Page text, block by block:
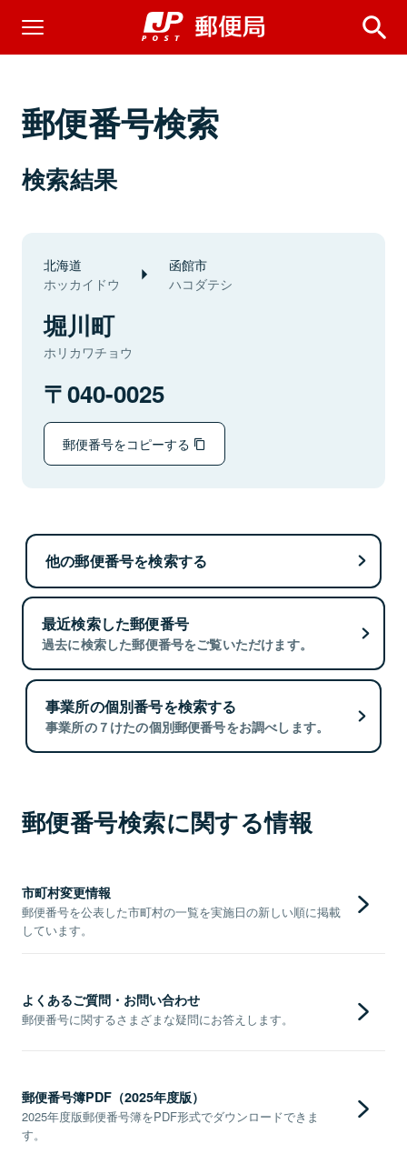
郵便番号検索
検索結果
北海道
ホッカイドウ
函館市
ハコダテシ
堀川町
ホリカワチョウ
040-0025
郵便番号をコピーする
他の郵便番号を検索する
最近検索した郵便番号
過去に検索した郵便番号をご覧いただけます。
事業所の個別番号を検索する
事業所の７けたの個別郵便番号をお調べします。
郵便番号検索に関する情報
市町村変更情報
郵便番号を公表した市町村の一覧を実施日の新しい順に掲載
しています。
よくあるご質問・お問い合わせ
郵便番号に関するさまざまな疑問にお答えします。
郵便番号簿PDF（2025年度版）
2025年度版郵便番号簿をPDF形式でダウンロードできま
す。